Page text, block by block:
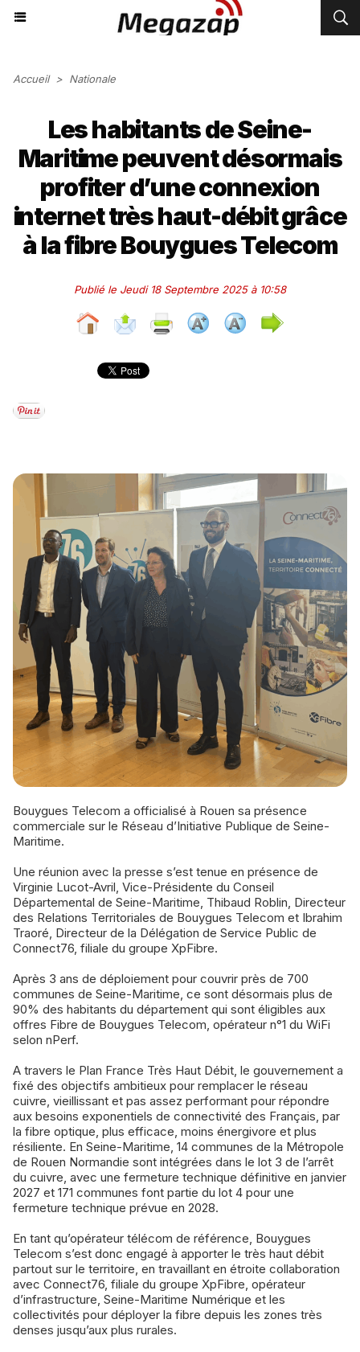
Accueil > Nationale
Les habitants de Seine-
Maritime peuvent désormais
profiter d’une connexion
internet très haut-débit grâce
à la fibre Bouygues Telecom
Publié le Jeudi 18 Septembre 2025 à 10:58
Bouygues Telecom a officialisé à Rouen sa présence
commerciale sur le Réseau d’Initiative Publique de Seine-
Maritime.
Une réunion avec la presse s’est tenue en présence de
Virginie Lucot-Avril, Vice-Présidente du Conseil
Départemental de Seine-Maritime, Thibaud Roblin, Directeur
des Relations Territoriales de Bouygues Telecom et Ibrahim
Traoré, Directeur de la Délégation de Service Public de
Connect76, filiale du groupe XpFibre.
Après 3 ans de déploiement pour couvrir près de 700
communes de Seine-Maritime, ce sont désormais plus de
90% des habitants du département qui sont éligibles aux
offres Fibre de Bouygues Telecom, opérateur n°1 du WiFi
selon nPerf.
A travers le Plan France Très Haut Débit, le gouvernement a
fixé des objectifs ambitieux pour remplacer le réseau
cuivre, vieillissant et pas assez performant pour répondre
aux besoins exponentiels de connectivité des Français, par
la fibre optique, plus efficace, moins énergivore et plus
résiliente. En Seine-Maritime, 14 communes de la Métropole
de Rouen Normandie sont intégrées dans le lot 3 de l’arrêt
du cuivre, avec une fermeture technique définitive en janvier
2027 et 171 communes font partie du lot 4 pour une
fermeture technique prévue en 2028.
En tant qu’opérateur télécom de référence, Bouygues
Telecom s’est donc engagé à apporter le très haut débit
partout sur le territoire, en travaillant en étroite collaboration
avec Connect76, filiale du groupe XpFibre, opérateur
d’infrastructure, Seine-Maritime Numérique et les
collectivités pour déployer la fibre depuis les zones très
denses jusqu’aux plus rurales.